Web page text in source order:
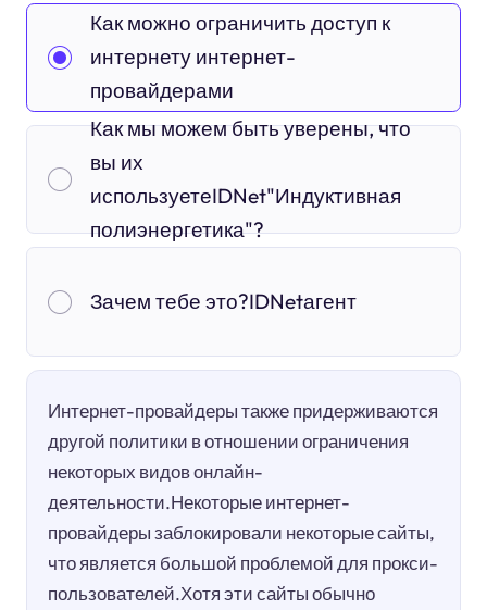
Как можно ограничить доступ к
интернету интернет-
провайдерами
Как мы можем быть уверены, что
вы их
используетеIDNet"Индуктивная
полиэнергетика"?
Зачем тебе это?IDNetагент
Интернет-провайдеры также придерживаются
другой политики в отношении ограничения
некоторых видов онлайн-
деятельности.Некоторые интернет-
провайдеры заблокировали некоторые сайты,
что является большой проблемой для прокси-
пользователей.Хотя эти сайты обычно